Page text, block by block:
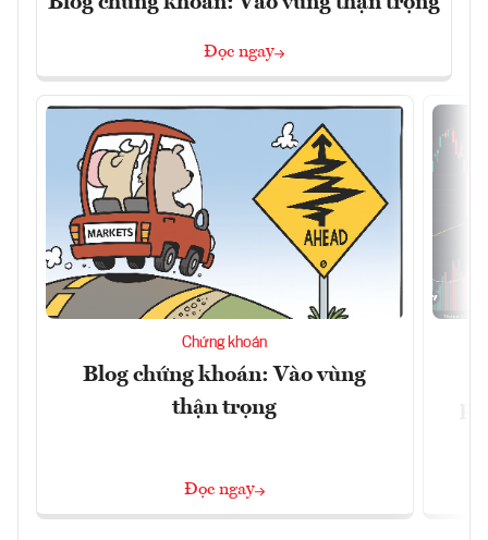
Đọc ngay
Chứng khoán
Blog chứng khoán: Vào vùng
thận trọng
Đọc ngay